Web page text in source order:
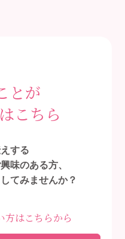
とが
こちら
する
味のある方、
てみませんか？
方はこちらから